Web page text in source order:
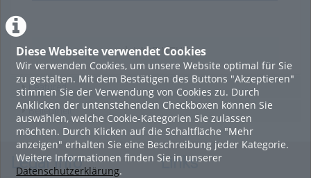
Diese Webseite verwendet Cookies
Wir verwenden Cookies, um unsere Website optimal für Sie
zu gestalten. Mit dem Bestätigen des Buttons "Akzeptieren"
stimmen Sie der Verwendung von Cookies zu. Durch
Anklicken der untenstehenden Checkboxen können Sie
auswählen, welche Cookie-Kategorien Sie zulassen
möchten. Durch Klicken auf die Schaltfläche "Mehr
anzeigen" erhalten Sie eine Beschreibung jeder Kategorie.
Weitere Informationen finden Sie in unserer
Datenschutzerklärung.
LADE MEHR
Featured
Beliebtheit
Legal Info Links